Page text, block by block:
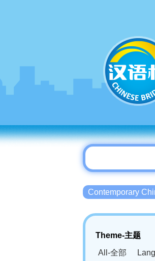
Contemporary
Theme-主题
All-全部